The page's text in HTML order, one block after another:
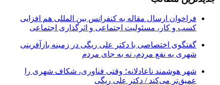
فراخوان ارسال مقاله به کنفرانس بین المللی هم افزایی
کسب و کار، مسئولیت اجتماعی و اثرگذاری اجتماعی
گفتگوی اختصاصی با دکتر علی ریگی در زمینه بازآفرینی
شهری به نفع مردم، نه به جای مردم
شهر هوشمند ناعادلانه؛ وقتی فناوری، شکاف شهری را
عمیق‌تر می‌کند / دکتر علی ریگی